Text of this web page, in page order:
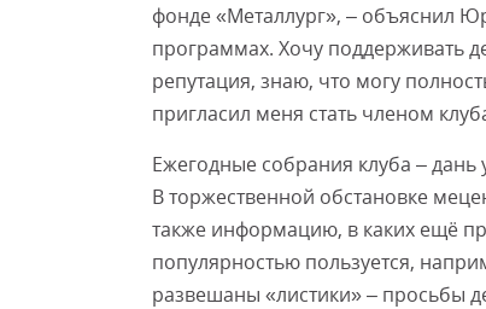
фонде «Металлург», – объяснил
программах. Хочу поддерживать
репутация, знаю, что могу
пригласил меня стать членом
Ежегодные собрания клуба – дань
В торжественной обстановке
также информацию, в каких ещё
популярностью пользуется,
развешаны «листики» – просьбы